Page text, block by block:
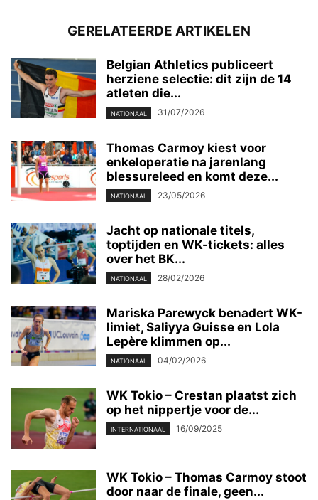
GERELATEERDE ARTIKELEN
Belgian Athletics publiceert
herziene selectie: dit zijn de 14
atleten die...
NATIONAAL 31/07/2026
Thomas Carmoy kiest voor
enkeloperatie na jarenlang
blessureleed en komt deze...
NATIONAAL 23/05/2026
Jacht op nationale titels,
toptijden en WK-tickets: alles
over het BK...
NATIONAAL 28/02/2026
Mariska Parewyck benadert WK-
limiet, Saliyya Guisse en Lola
Lepère klimmen op...
NATIONAAL 04/02/2026
WK Tokio – Crestan plaatst zich
op het nippertje voor de...
INTERNATIONAAL 16/09/2025
WK Tokio – Thomas Carmoy stoot
door naar de finale, geen...